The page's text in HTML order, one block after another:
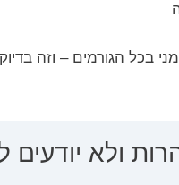
בכל הגורמים – וזה
ולא יודעים